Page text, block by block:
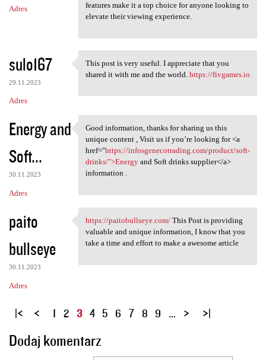
Adres
features make it a top choice for anyone looking to
elevate their viewing experience.
sulo167
29.11.2023
Adres
This post is very useful. I
This post is very useful. I appreciate that you
shared it with me and the world. https://fivgames.io
Energy and
Soft...
30.11.2023
Adres
Good information, thanks for
Good information, thanks for sharing us this
unique content , Visit us if you’re looking for <a
href="https://infosgenecotrading.com/product/soft-
drinks/">Energyand Soft drinks supplier</a>
information .
paito
bullseye
30.11.2023
Adres
https://paitobullseye.com/
https://paitobullseye.com/This Post is providing
valuable and unique information, I know that you
take a time and effort to make a awesome article
S
r
1 2 3 4 5 6 7 8 9 …
Dodaj komentarz